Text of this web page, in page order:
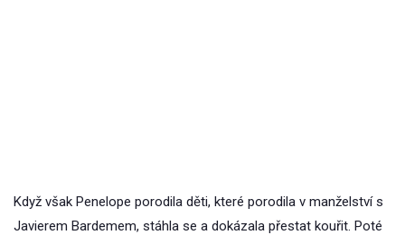
Když však Penelope porodila děti, které porodila v manželství s
Javierem Bardemem, stáhla se a dokázala přestat kouřit. Poté